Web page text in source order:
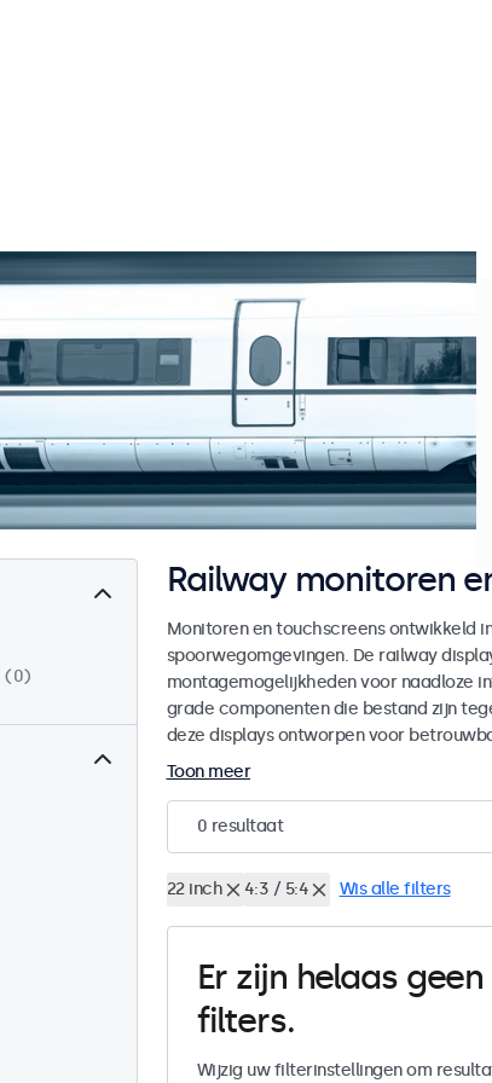
0
Railway monitoren
Monitoren en touchscreens ontwikkeld
spoorwegomgevingen. De railway
montagemogelijkheden voor naadloze
grade componenten die bestand zijn
deze displays ontworpen voor
Toon meer
0 resultaat
22 inch 4:3 / 5:4 Wis alle filters
Er zijn helaas
filters.
Wijzig uw filterinstellingen om